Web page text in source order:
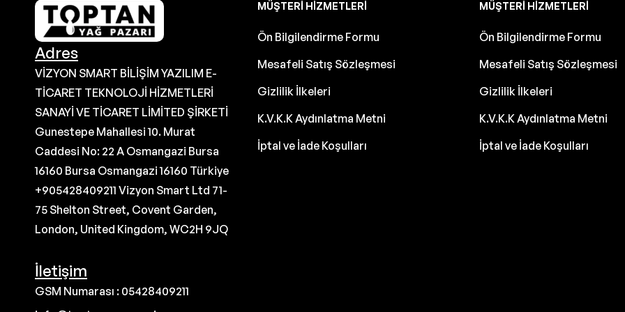
Adres
VİZYON SMART BİLİŞİM YAZILIM E-
TİCARET TEKNOLOJİ HİZMETLERİ
SANAYİ VE TİCARET LİMİTED ŞİRKETİ
Gunestepe Mahallesi 10. Murat
Caddesi No: 22 A Osmangazi Bursa
16160 Bursa Osmangazi 16160 Türkiye
+905428409211 Vizyon Smart Ltd 71-
75 Shelton Street, Covent Garden,
London, United Kingdom, WC2H 9JQ
İletişim
GSM Numarası : 05428409211
MÜŞTERI HIZMETLERI
Ön Bilgilendirme Formu
Mesafeli Satış Sözleşmesi
Gizlilik İlkeleri
K.V.K.K Aydınlatma Metni
İptal ve İade Koşulları
MÜŞTERI HIZMETLERI
Ön Bilgilendirme Formu
Mesafeli Satış Sözleşmesi
Gizlilik İlkeleri
K.V.K.K Aydınlatma Metni
İptal ve İade Koşulları